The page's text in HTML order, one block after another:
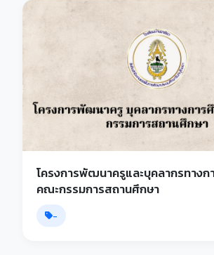
โครงการพัฒนาครูและบุคลากรทางก
คณะกรรมการสถานศึกษา
-